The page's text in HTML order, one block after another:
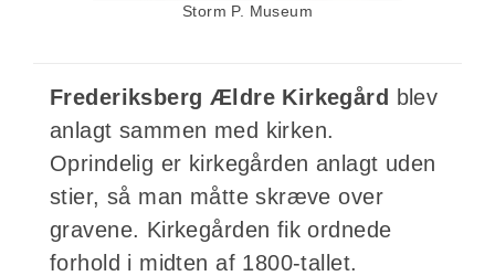
Storm P. Museum
Frederiksberg Ældre Kirkegård
blev
anlagt sammen med kirken.
Oprindelig er kirkegården anlagt uden
stier, så man måtte skræve over
gravene. Kirkegården fik ordnede
forhold i midten af 1800-tallet.